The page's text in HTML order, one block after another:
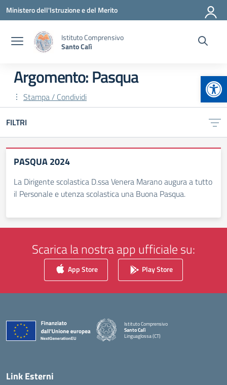
Vai ai contenuti
Vai al menu di navigazione
Vai al footer
Ministero dell'Istruzione e del Merito
Istituto Comprensivo
Santo Calì
Argomento: Pasqua
Stampa / Condividi
FILTRI
PASQUA 2024
La Dirigente scolastica D.ssa Venera Marano augura a tutto
il Personale e utenza scolastica una Buona Pasqua.
Scarica la nostra app ufficiale su:
App Store Play Store
Istituto Comprensivo
Santo Calì
Linguaglossa (CT)
— Visita la pagina iniziale della scuola
Link Esterni